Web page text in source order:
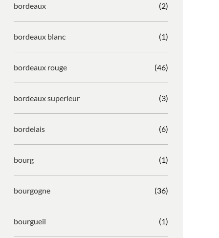
bordeaux (2)
bordeaux blanc (1)
bordeaux rouge (46)
bordeaux superieur (3)
bordelais (6)
bourg (1)
bourgogne (36)
bourgueil (1)